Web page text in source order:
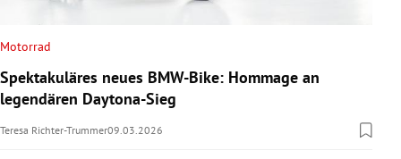
Motorrad
Spektakuläres neues BMW-Bike: Hommage an
legendären Daytona-Sieg
Teresa Richter-Trummer09.03.2026